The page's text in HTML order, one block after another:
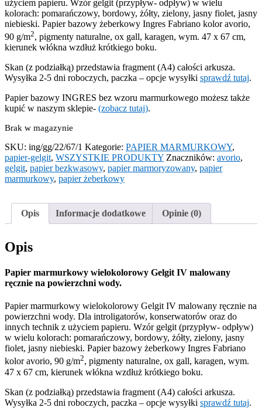
użyciem papieru. Wzór gelgit (przypływ- odpływ) w wielu
kolorach: pomarańczowy, bordowy, żółty, zielony, jasny fiolet, jasny
niebieski. Papier bazowy żeberkowy Ingres Fabriano kolor avorio,
90 g/m2, pigmenty naturalne, ox gall, karagen, wym. 47 x 67 cm,
kierunek włókna wzdłuż krótkiego boku.
Skan (z podziałką) przedstawia fragment (A4) całości arkusza.
Wysyłka 2-5 dni roboczych, paczka – opcje wysyłki sprawdź tutaj.
Papier bazowy INGRES bez wzoru marmurkowego możesz także
kupić w naszym sklepie- (zobacz tutaj).
Brak w magazynie
SKU: ing/gg/22/67/1 Kategorie: PAPIER MARMURKOWY,
papier-gelgit, WSZYSTKIE PRODUKTY Znaczników: avorio,
gelgit, papier bezkwasowy, papier marmoryzowany, papier
marmurkowy, papier żeberkowy
Opis Informacje dodatkowe Opinie (0)
Opis
Papier marmurkowy wielokolorowy Gelgit IV malowany
ręcznie na powierzchni wody.
Papier marmurkowy wielokolorowy Gelgit IV malowany ręcznie na
powierzchni wody. Dla introligatorów, konserwatorów oraz do
innych technik z użyciem papieru. Wzór gelgit (przypływ- odpływ)
w wielu kolorach: pomarańczowy, bordowy, żółty, zielony, jasny
fiolet, jasny niebieski. Papier bazowy żeberkowy Ingres Fabriano
kolor avorio, 90 g/m2, pigmenty naturalne, ox gall, karagen, wym.
47 x 67 cm, kierunek włókna wzdłuż krótkiego boku.
Skan (z podziałką) przedstawia fragment (A4) całości arkusza.
Wysyłka 2-5 dni roboczych, paczka – opcje wysyłki sprawdź tutaj.